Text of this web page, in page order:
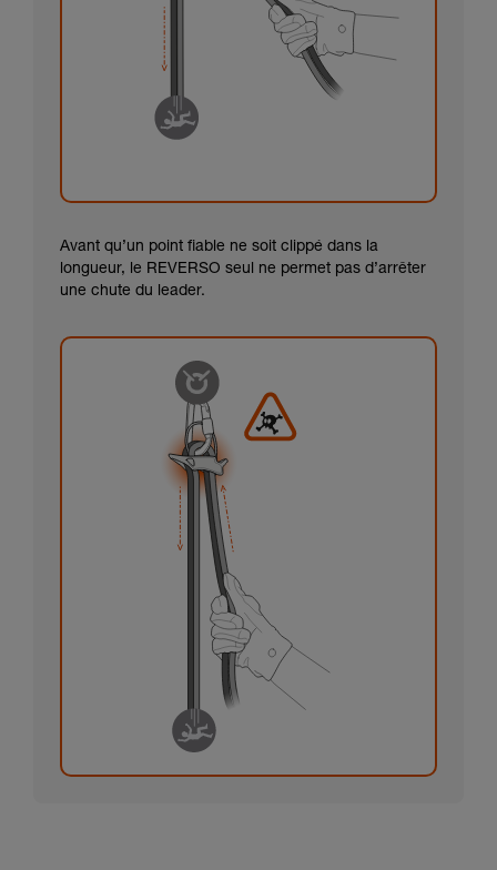
Avant qu’un point fiable ne soit clippé dans la
longueur, le REVERSO seul ne permet pas d’arrêter
une chute du leader.